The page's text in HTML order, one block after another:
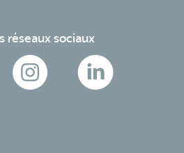
réseaux sociaux